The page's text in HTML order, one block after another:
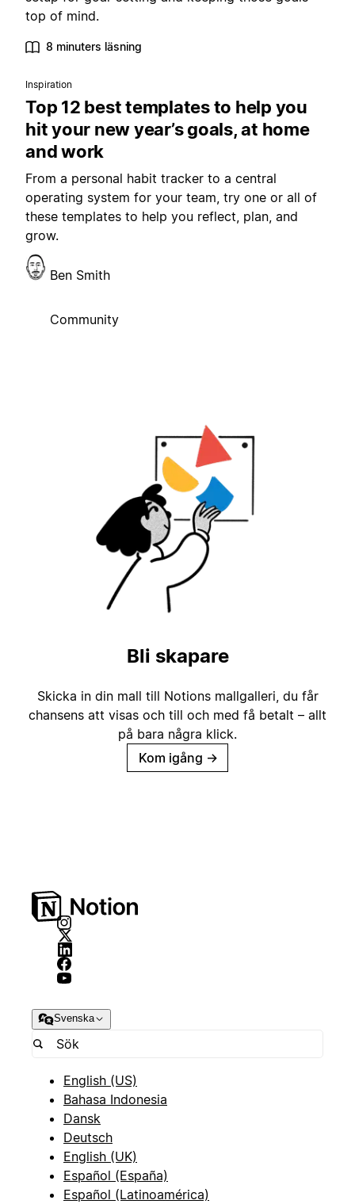
top of mind.
8 minuters läsning
Inspiration
Top 12 best templates to help you
hit your new year’s goals, at home
and work
From a personal habit tracker to a central
operating system for your team, try one or all of
these templates to help you reflect, plan, and
grow.
Ben Smith
Community
Bli skapare
Skicka in din mall till Notions mallgalleri, du får
chansens att visas och till och med få betalt – allt
på bara några klick.
Kom igång →
Svenska
English (US)
Bahasa Indonesia
Dansk
Deutsch
English (UK)
Español (España)
Español (Latinoamérica)